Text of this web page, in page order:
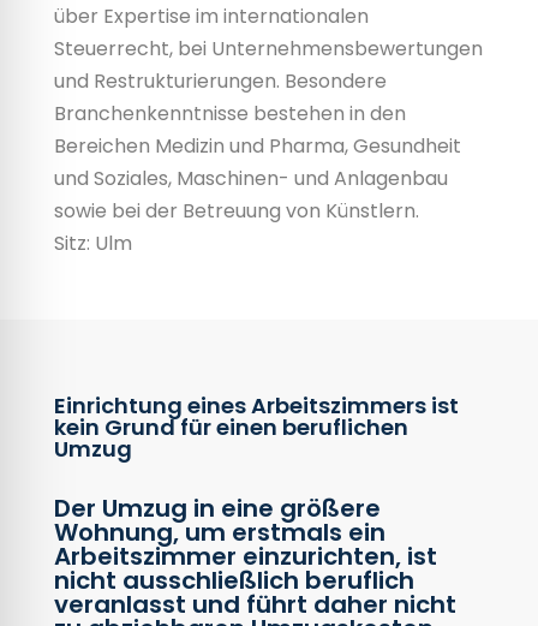
über Expertise im internationalen
Steuerrecht, bei Unternehmens­bewertungen
und Restrukturierungen. Besondere
Branchenkenntnisse bestehen in den
Bereichen Medizin und Pharma, Gesundheit
und Soziales, Maschinen- und Anlagenbau
sowie bei der Betreuung von Künstlern.
Sitz: Ulm
Einrichtung eines Arbeitszimmers ist
kein Grund für einen beruflichen
Umzug
Der Umzug in eine größere
Wohnung, um erstmals ein
Arbeitszimmer einzurichten, ist
nicht ausschließlich beruflich
veranlasst und führt daher nicht